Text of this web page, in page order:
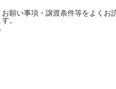
願い事項・譲渡条件等をよくお
。